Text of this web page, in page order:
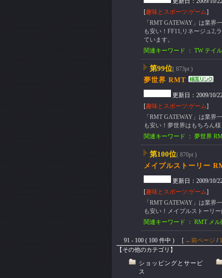
[趣味とスポーツ:ゲーム]
「RMT GATEWAY」は業
も安い！FF11,リネージュ2,
ています。
関連キーワード ： TW テイ
第99位( 873pt )
夢世界 RMT
更新日：2009/10/
[趣味とスポーツ:ゲーム]
「RMT GATEWAY」は業
も安い！夢世界はもちろん
関連キーワード ： 夢世界
第100位( 870pt )
メイプルストーリー
更新日：2009/10/
[趣味とスポーツ:ゲーム]
「RMT GATEWAY」は業
も安い！メイプルストーリ
関連キーワード ： RMT メ
91 - 100 ( 100 件中 ) [ ←前ページ / 1
【その他のカテゴリ】
ショッピングとサービ
ス